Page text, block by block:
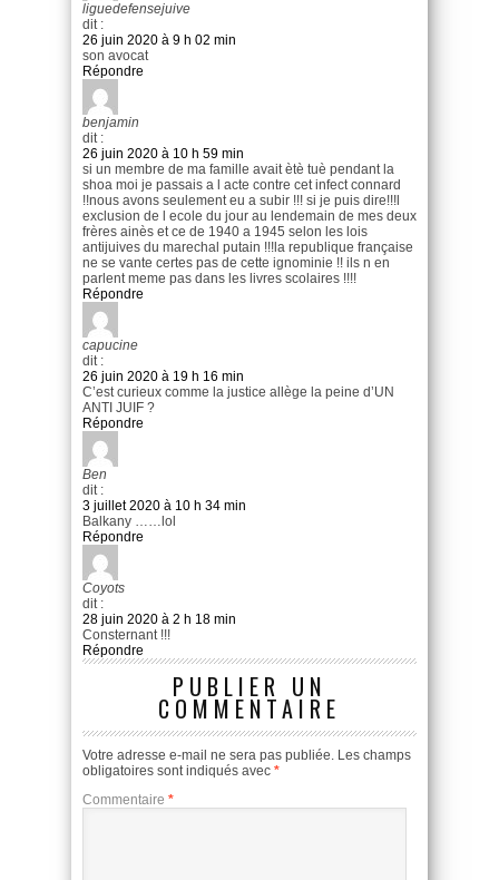
liguedefensejuive
dit :
26 juin 2020 à 9 h 02 min
son avocat
Répondre
benjamin
dit :
26 juin 2020 à 10 h 59 min
si un membre de ma famille avait ètè tuè pendant la
shoa moi je passais a l acte contre cet infect connard
!!nous avons seulement eu a subir !!! si je puis dire!!!l
exclusion de l ecole du jour au lendemain de mes deux
frères ainès et ce de 1940 a 1945 selon les lois
antijuives du marechal putain !!!la republique française
ne se vante certes pas de cette ignominie !! ils n en
parlent meme pas dans les livres scolaires !!!!
Répondre
capucine
dit :
26 juin 2020 à 19 h 16 min
C’est curieux comme la justice allège la peine d’UN
ANTI JUIF ?
Répondre
Ben
dit :
3 juillet 2020 à 10 h 34 min
Balkany ……lol
Répondre
Coyots
dit :
28 juin 2020 à 2 h 18 min
Consternant !!!
Répondre
PUBLIER UN
COMMENTAIRE
Votre adresse e-mail ne sera pas publiée. Les champs
obligatoires sont indiqués avec *
Commentaire *